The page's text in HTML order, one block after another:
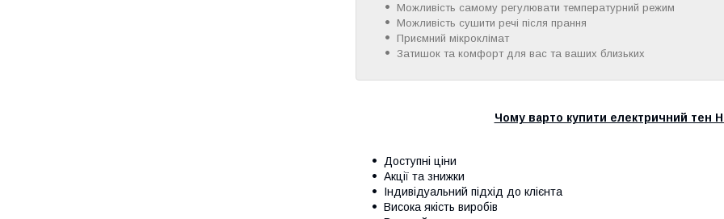
Можливість самому регулювати температурний режим
Можливість сушити речі після прання
Приємний мікроклімат
Затишок та комфорт для вас та ваших близьких
Чому варто купити електричний тен
Доступні ціни
Акції та знижки
Індивідуальний підхід до клієнта
Висока якість виробів